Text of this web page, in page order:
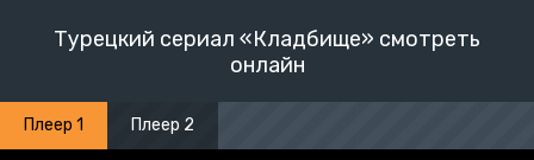
Турецкий сериал «Кладбище» смотреть
онлайн
Плеер 1 Плеер 2